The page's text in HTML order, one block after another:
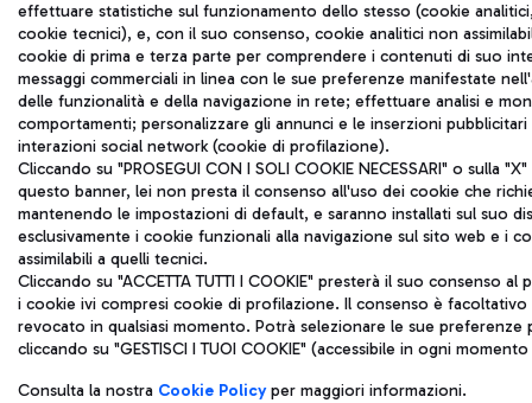
effettuare statistiche sul funzionamento dello stesso (cookie
cookie tecnici), e, con il suo consenso, cookie analitici non
cookie di prima e terza parte per comprendere i contenuti di suo
messaggi commerciali in linea con le sue preferenze manifestate
delle funzionalità e della navigazione in rete; effettuare analisi e
comportamenti; personalizzare gli annunci e le inserzioni
interazioni social network (cookie di profilazione).
Cliccando su "PROSEGUI CON I SOLI COOKIE NECESSARI" o sulla
questo banner, lei non presta il consenso all'uso dei cookie che
mantenendo le impostazioni di default, e saranno installati sul suo
esclusivamente i cookie funzionali alla navigazione sul sito web e i
assimilabili a quelli tecnici.
Cliccando su "ACCETTA TUTTI I COOKIE" presterà il suo consenso
i cookie ivi compresi cookie di profilazione. Il consenso è facoltativo
revocato in qualsiasi momento. Potrà selezionare le sue preferenze
cliccando su "GESTISCI I TUOI COOKIE" (accessibile in ogni
Consulta la nostra Cookie Policyper maggiori informazioni.